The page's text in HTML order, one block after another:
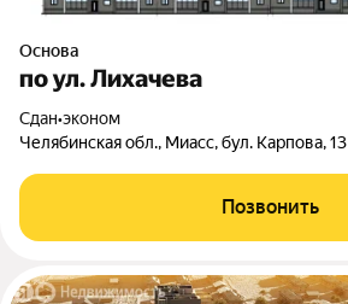
Основа
по ул. Лихачева
Сдан•эконом
Челябинская обл., Миасс, бул. Карпова, 13
Позвонить